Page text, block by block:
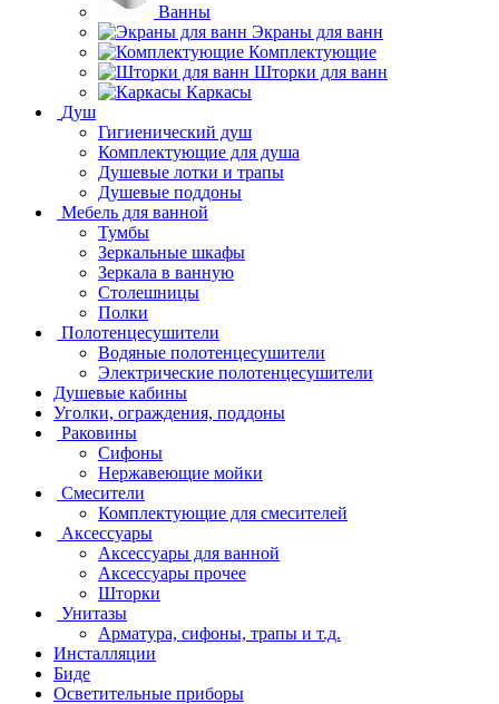
Ванны
Экраны для ванн
Комплектующие
Шторки для ванн
Каркасы
Душ
Гигиенический душ
Комплектующие для душа
Душевые лотки и трапы
Душевые поддоны
Мебель для ванной
Тумбы
Зеркальные шкафы
Зеркала в ванную
Столешницы
Полки
Полотенцесушители
Водяные полотенцесушители
Электрические полотенцесушители
Душевые кабины
Уголки, ограждения, поддоны
Раковины
Сифоны
Нержавеющие мойки
Смесители
Комплектующие для смесителей
Аксессуары
Аксессуары для ванной
Аксессуары прочее
Шторки
Унитазы
Арматура, сифоны, трапы и т.д.
Инсталляции
Биде
Осветительные приборы